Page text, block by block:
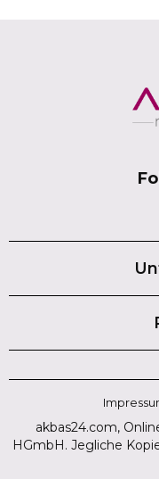
akbas24.com,
HGmbH. Jegliche